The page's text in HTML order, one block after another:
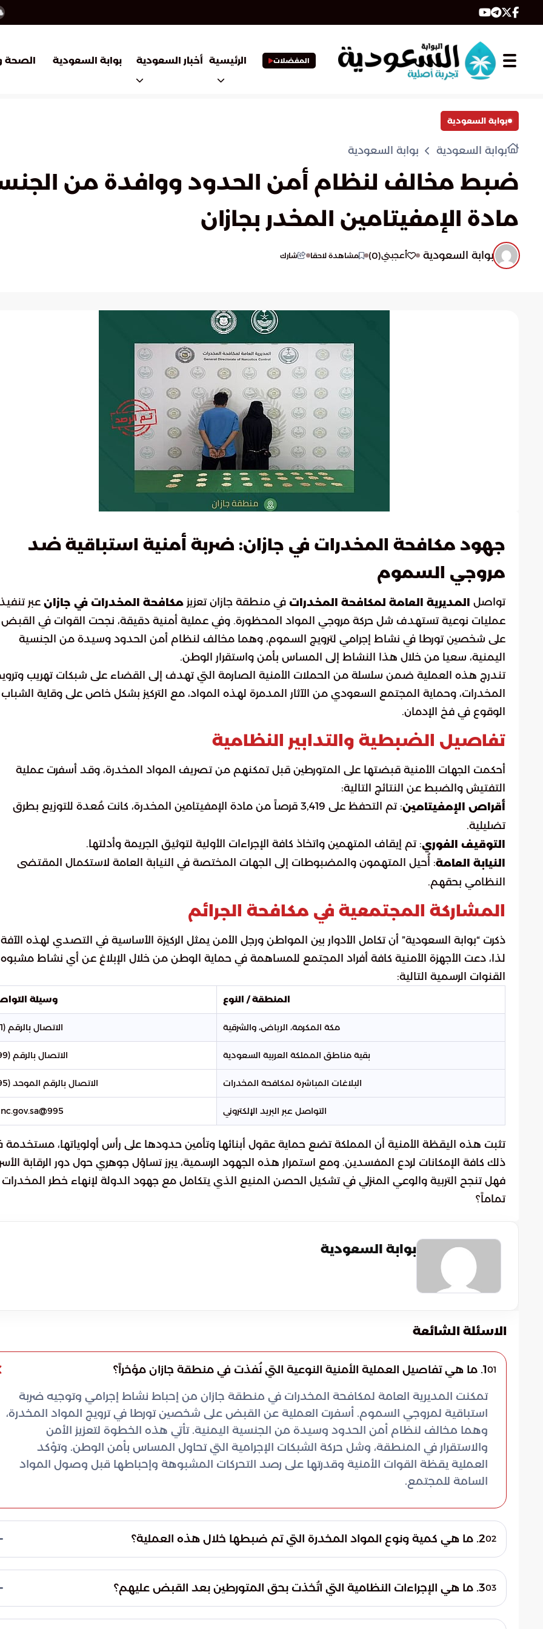
المفضلات الرئيسية أخبار السعودية بوابة السعودية الصحة
بوابة السعودية
بوابة السعودية بوابة السعودية
ضبط مخالف لنظام أمن الحدود ووافدة من
مادة الإمفيتامين المخدر بجازان
بوابة السعودية أعجبني(
0
) مشاهدة لاحقا شارك
جهود مكافحة المخدرات في جازان: ضربة أمنية استباقية ضد
مروجي السموم
تواصل المديرية العامة لمكافحة المخدرات في منطقة جازان تعزيز مكافحة المخدرات في جازان عبر
عمليات نوعية تستهدف شل حركة مروجي المواد المحظورة. وفي عملية أمنية دقيقة، نجحت القوات في القبض
على شخصين تورطا في نشاط إجرامي لترويج السموم، وهما مخالف لنظام أمن الحدود وسيدة من الجنسية
اليمنية، سعيا من خلال هذا النشاط إلى المساس بأمن واستقرار الوطن.
تندرج هذه العملية ضمن سلسلة من الحملات الأمنية الصارمة التي تهدف إلى القضاء على شبكات تهريب
المخدرات، وحماية المجتمع السعودي من الآثار المدمرة لهذه المواد، مع التركيز بشكل خاص على وقاية
الوقوع في فخ الإدمان.
تفاصيل الضبطية والتدابير النظامية
أحكمت الجهات الأمنية قبضتها على المتورطين قبل تمكنهم من تصريف المواد المخدرة، وقد أسفرت عملية
التفتيش والضبط عن النتائج التالية:
أقراص الإمفيتامين
: تم التحفظ على 3,419 قرصاً من مادة الإمفيتامين المخدرة، كانت مُعدة للتوزيع بطرق
تضليلية.
التوقيف الفوري: تم إيقاف المتهمين واتخاذ كافة الإجراءات الأولية لتوثيق الجريمة وأدلتها.
النيابة العامة: أُحيل المتهمون والمضبوطات إلى الجهات المختصة في النيابة العامة لاستكمال المقتضى
النظامي بحقهم.
المشاركة المجتمعية في مكافحة الجرائم
ذكرت “بوابة السعودية” أن تكامل الأدوار بين المواطن ورجل الأمن يمثل الركيزة الأساسية في التصدي لهذه
لذا، دعت الأجهزة الأمنية كافة أفراد المجتمع للمساهمة في حماية الوطن من خلال الإبلاغ عن أي نشاط مشبوه
القنوات الرسمية التالية:
المنطقة / النوع وسيلة
مكة المكرمة، الرياض، والشرقية الاتصال بالرقم (911)
بقية مناطق المملكة العربية السعودية الاتصال بالرقم (999)
البلاغات المباشرة لمكافحة المخدرات الاتصال بالرقم الموحد (995)
التواصل عبر البريد الإلكتروني 995@gdnc.gov.sa
تثبت هذه اليقظة الأمنية أن المملكة تضع حماية عقول أبنائها وتأمين حدودها على رأس أولوياتها، مستخدمة
ذلك كافة الإمكانات لردع المفسدين. ومع استمرار هذه الجهود الرسمية، يبرز تساؤل جوهري حول دور الرقابة
فهل تنجح التربية والوعي المنزلي في تشكيل الحصن المنيع الذي يتكامل مع جهود الدولة لإنهاء خطر المخدرات
تماماً؟
بوابة السعودية
الاسئلة الشائعة
011. ما هي تفاصيل العملية الأمنية النوعية التي نُفذت في منطقة جازان مؤخراً؟
تمكنت المديرية العامة لمكافحة المخدرات في منطقة جازان من إحباط نشاط إجرامي وتوجيه ضربة
استباقية لمروجي السموم. أسفرت العملية عن القبض على شخصين تورطا في ترويج المواد المخدرة،
وهما مخالف لنظام أمن الحدود وسيدة من الجنسية اليمنية. تأتي هذه الخطوة لتعزيز الأمن
والاستقرار في المنطقة، وشل حركة الشبكات الإجرامية التي تحاول المساس بأمن الوطن. وتؤكد
العملية يقظة القوات الأمنية وقدرتها على رصد التحركات المشبوهة وإحباطها قبل وصول المواد
السامة للمجتمع.
022. ما هي كمية ونوع المواد المخدرة التي تم ضبطها خلال هذه العملية؟
الإمفيتامين المخدرة. كانت هذه الكمية الضخمة من الأقراص مُعدة للتوزيع بطرق تضليلية للتهرب من
الرقابة الأمنية، إلا أن سرعة التحرك حالت دون ذلك. يعتبر الإمفيتامين من المواد شديدة الخطورة التي
تستهدف عقول الشباب بشكل خاص. لذا يمثل ضبط هذه الكمية إنجازاً هاماً في حماية المجتمع من
033. ما هي الإجراءات النظامية التي اتُخذت بحق المتورطين بعد القبض عليهم؟